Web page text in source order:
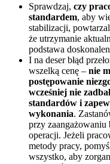
Sprawdzaj, czy
standardem, aby
stabilizacji,
że utrzymanie
podstawa
I na deser błąd
wszelką cenę – nie
postępowanie
wcześniej nie
standardów i
wykonania.
przy
operacji. Jeżeli
metody pracy,
wszystko, aby